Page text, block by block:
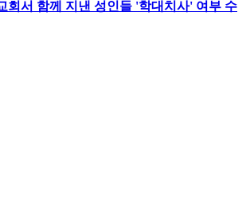
회서 함께 지낸 성인들 '학대치사' 여부 수